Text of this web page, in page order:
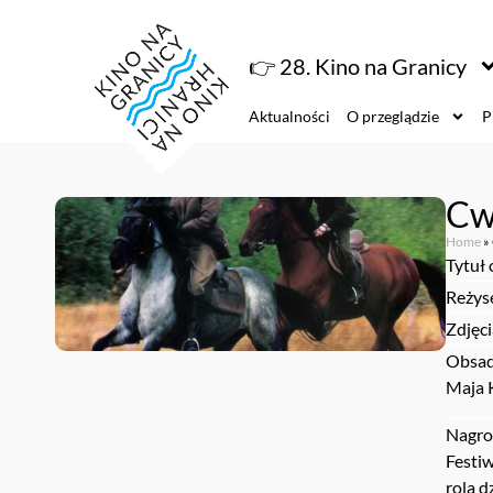
👉 28. Kino na Granicy
Aktualności O przeglądzie
Home »
Tytuł
Maja
rola